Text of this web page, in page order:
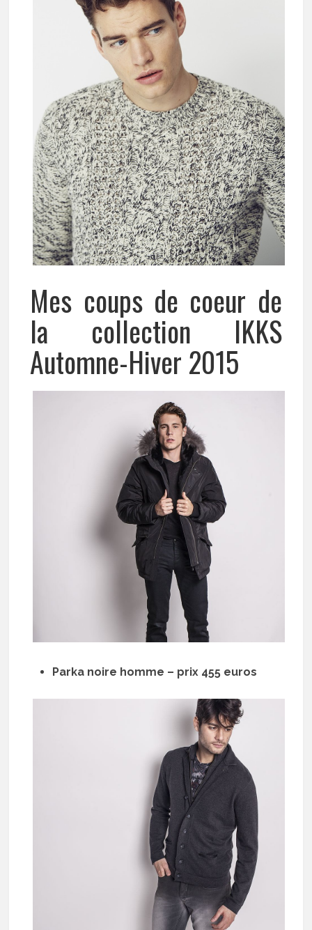
Mes coups de coeur de
la collection IKKS
Automne-Hiver 2015
Parka noire homme – prix 455 euros